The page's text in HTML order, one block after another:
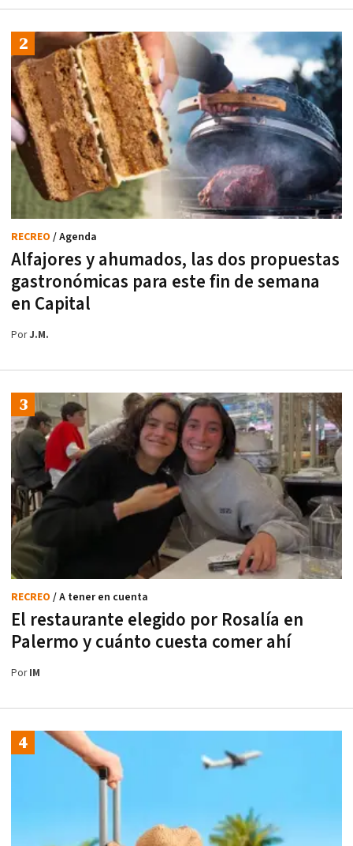
Alfajores y ahumados, las dos propuestas
gastronómicas para este fin de semana
en Capital
RECREO / Agenda
PorJ.M.
El restaurante elegido por Rosalía en
Palermo y cuánto cuesta comer ahí
RECREO / A tener en cuenta
PorIM